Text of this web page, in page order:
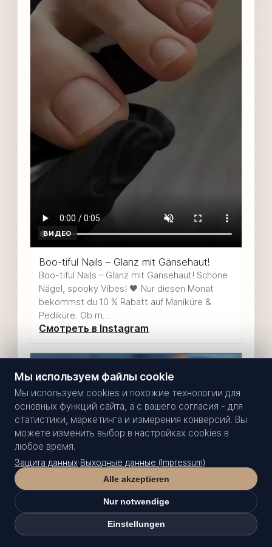
ВИДЕО
Boo-tiful Nails – Glanz mit Gänsehaut!
Boo-tiful Nails – Glanz mit Gänsehaut! Schöne
Nägel, spooky Vibes! 🖤 Nur diesen Monat
bekommst du 10 % Rabatt auf Maniküre &
Pediküre. Ob m…
Смотреть в Instagram
Spooky Beauty Deal – Nur im Oktober!
Spooky Beauty Deal – Nur im Oktober! Der
Твой выбор
Мы используем файлы cookie
Мы используем cookies и похожие технологии для
основных функций сайта, а с вашего согласия - для
статистики, маркетинга и измерения конверсий. Вы
можете изменить выбор в настройках cookies в
любое время.
Защита данных·Выходные данные (Impressum)
Alle akzeptieren
Nur notwendige
Einstellungen